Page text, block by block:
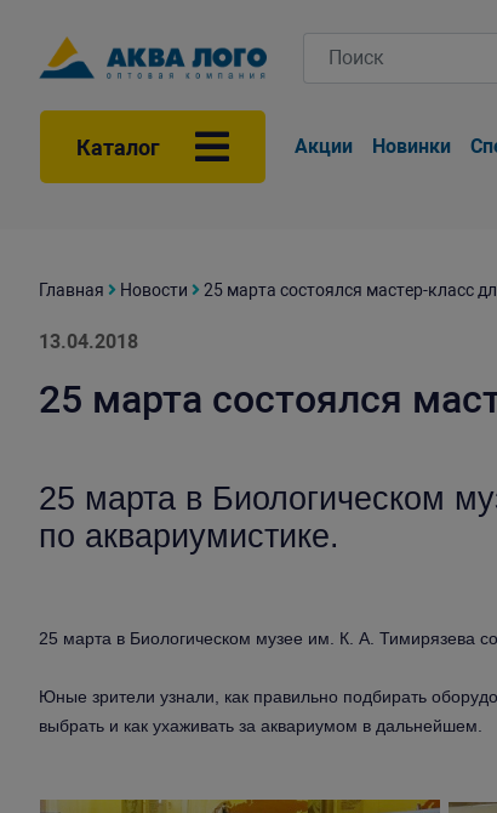
Каталог Акции Новинки
Главная Новости 25 марта состоялся мастер-класс
13.04.2018
25 марта состоялся
25 марта в Биологическом
по аквариумистике.
25 марта в Биологическом музее им. К. А. Тимирязева
Юные зрители узнали, как правильно подбирать
выбрать и как ухаживать за аквариумом в дальнейшем.